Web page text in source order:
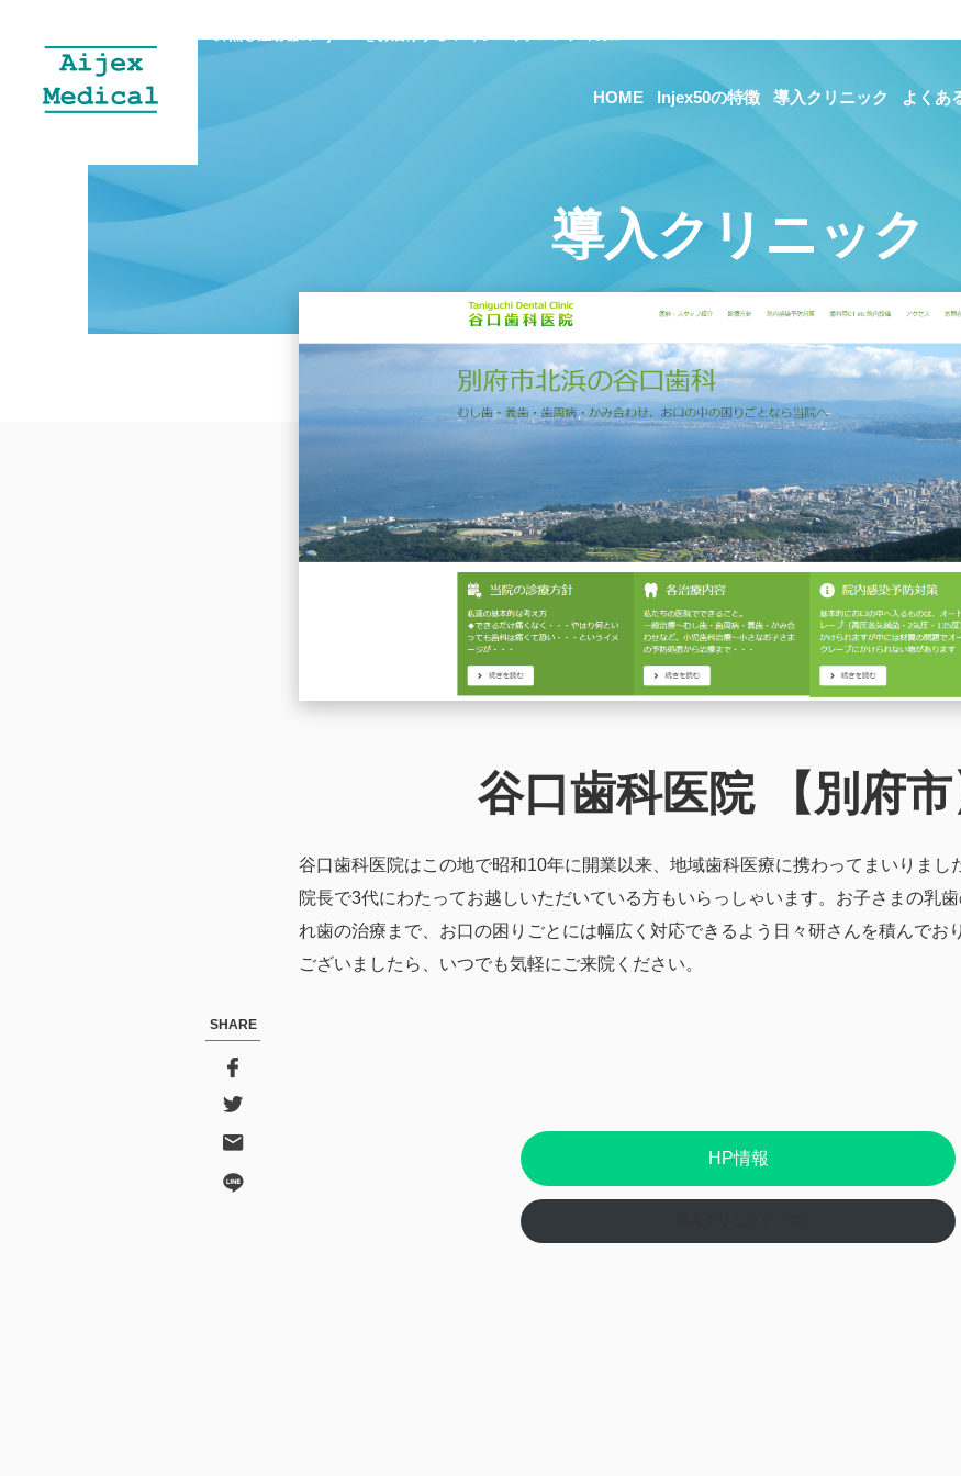
HOME Injex50の特徴 導入クリニック よくあ
導入クリニック
SHARE
谷口歯科医院 【別府市
谷口歯科医院はこの地で昭和10年に開業以来、地域歯科医療に携わってまいりまし
院長で3代にわたってお越しいただいている方もいらっしゃいます。お子さまの乳
れ歯の治療まで、お口の困りごとには幅広く対応できるよう日々研さんを積んでお
ございましたら、いつでも気軽にご来院ください。
HP情報